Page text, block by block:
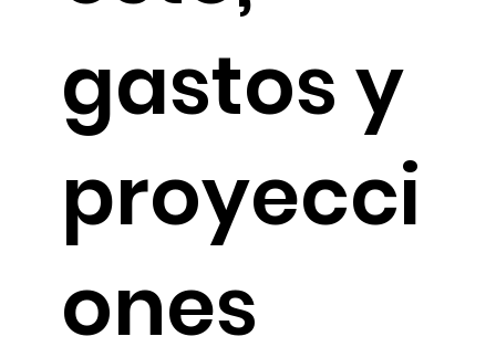
gastos y
proyecci
ones